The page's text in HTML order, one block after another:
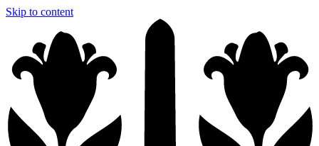
Skip to content